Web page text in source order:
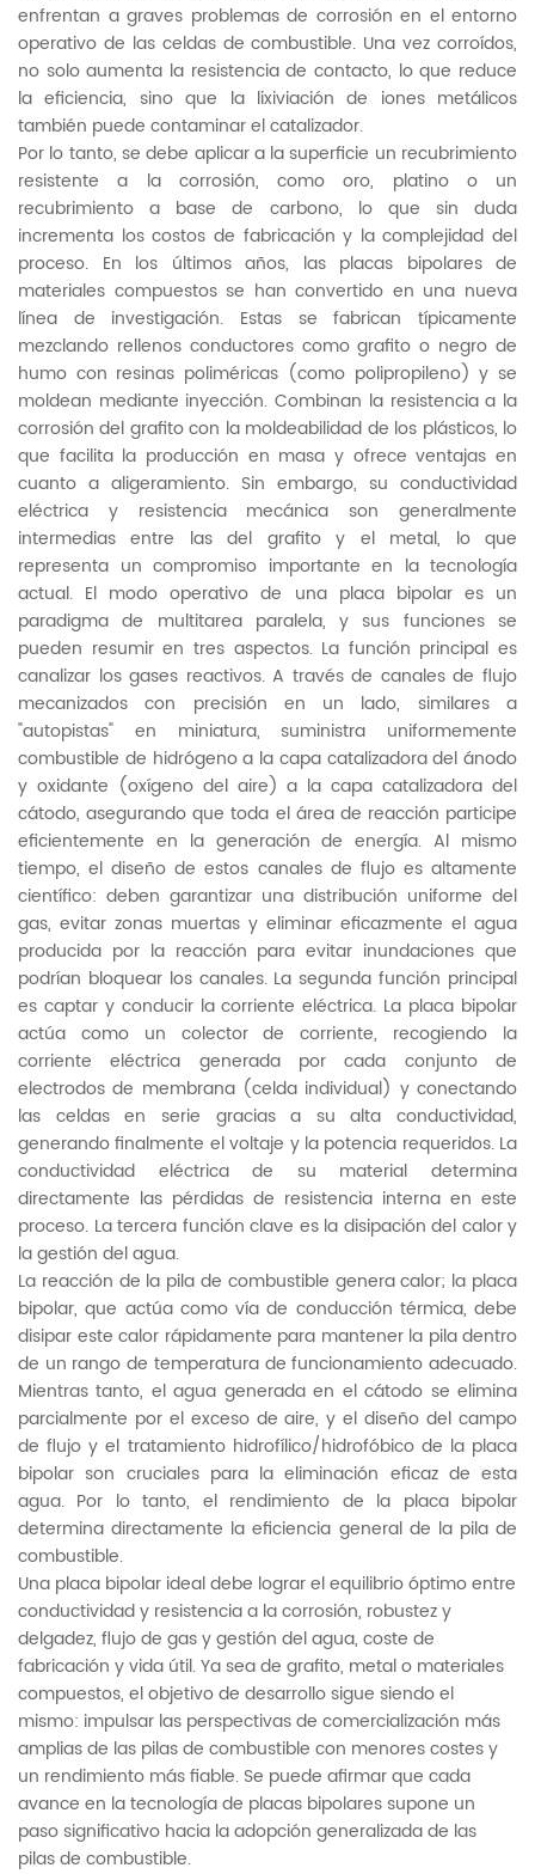
enfrentan a graves problemas de corrosión en el entorno
operativo de las celdas de combustible. Una vez corroídos,
no solo aumenta la resistencia de contacto, lo que reduce
la eficiencia, sino que la lixiviación de iones metálicos
también puede contaminar el catalizador.
Por lo tanto, se debe aplicar a la superficie un recubrimiento
resistente a la corrosión, como oro, platino o un
recubrimiento a base de carbono, lo que sin duda
incrementa los costos de fabricación y la complejidad del
proceso. En los últimos años, las placas bipolares de
materiales compuestos se han convertido en una nueva
línea de investigación. Estas se fabrican típicamente
mezclando rellenos conductores como grafito o negro de
humo con resinas poliméricas (como polipropileno) y se
moldean mediante inyección. Combinan la resistencia a la
corrosión del grafito con la moldeabilidad de los plásticos, lo
que facilita la producción en masa y ofrece ventajas en
cuanto a aligeramiento. Sin embargo, su conductividad
eléctrica y resistencia mecánica son generalmente
intermedias entre las del grafito y el metal, lo que
representa un compromiso importante en la tecnología
actual. El modo operativo de una placa bipolar es un
paradigma de multitarea paralela, y sus funciones se
pueden resumir en tres aspectos. La función principal es
canalizar los gases reactivos. A través de canales de flujo
mecanizados con precisión en un lado, similares a
"autopistas" en miniatura, suministra uniformemente
combustible de hidrógeno a la capa catalizadora del ánodo
y oxidante (oxígeno del aire) a la capa catalizadora del
cátodo, asegurando que toda el área de reacción participe
eficientemente en la generación de energía. Al mismo
tiempo, el diseño de estos canales de flujo es altamente
científico: deben garantizar una distribución uniforme del
gas, evitar zonas muertas y eliminar eficazmente el agua
producida por la reacción para evitar inundaciones que
podrían bloquear los canales. La segunda función principal
es captar y conducir la corriente eléctrica. La placa bipolar
actúa como un colector de corriente, recogiendo la
corriente eléctrica generada por cada conjunto de
electrodos de membrana (celda individual) y conectando
las celdas en serie gracias a su alta conductividad,
generando finalmente el voltaje y la potencia requeridos. La
conductividad eléctrica de su material determina
directamente las pérdidas de resistencia interna en este
proceso. La tercera función clave es la disipación del calor y
la gestión del agua.
La reacción de la pila de combustible genera calor; la placa
bipolar, que actúa como vía de conducción térmica, debe
disipar este calor rápidamente para mantener la pila dentro
de un rango de temperatura de funcionamiento adecuado.
Mientras tanto, el agua generada en el cátodo se elimina
parcialmente por el exceso de aire, y el diseño del campo
de flujo y el tratamiento hidrofílico/hidrofóbico de la placa
bipolar son cruciales para la eliminación eficaz de esta
agua. Por lo tanto, el rendimiento de la placa bipolar
determina directamente la eficiencia general de la pila de
combustible.
Una placa bipolar ideal debe lograr el equilibrio óptimo entre
conductividad y resistencia a la corrosión, robustez y
delgadez, flujo de gas y gestión del agua, coste de
fabricación y vida útil. Ya sea de grafito, metal o materiales
compuestos, el objetivo de desarrollo sigue siendo el
mismo: impulsar las perspectivas de comercialización más
amplias de las pilas de combustible con menores costes y
un rendimiento más fiable. Se puede afirmar que cada
avance en la tecnología de placas bipolares supone un
paso significativo hacia la adopción generalizada de las
pilas de combustible.